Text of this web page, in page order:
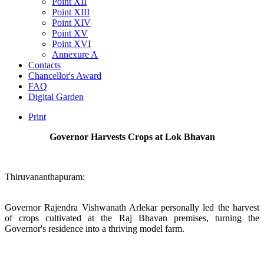
Point XIII
Point XIV
Point XV
Point XVI
Annexure A
Contacts
Chancellor's Award
FAQ
Digital Garden
Print
Governor Harvests Crops at Lok Bhavan
Thiruvananthapuram:
Governor Rajendra Vishwanath Arlekar personally led the harvest
of crops cultivated at the Raj Bhavan premises, turning the
Governor's residence into a thriving model farm.